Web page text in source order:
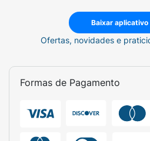
Baixar aplicativo
Ofertas, novidades e
Formas de Pagamento